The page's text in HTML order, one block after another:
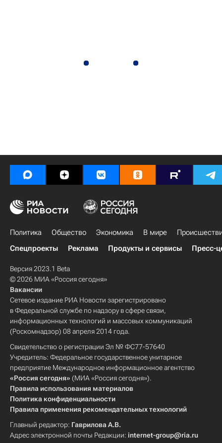
Политика Общество Экономика В мире
Спецпроекты
Реклама Продукты и сервисы Пресс-
Версия 2023.1 Beta
© 2026 МИА «Россия сегодня»
Вакансии
Сетевое издание РИА Новости зарегистрировано
в Федеральной службе по надзору в сфере связи,
информационных технологий и массовых коммуникаций
(Роскомнадзор) 08 апреля 2014 года.
Свидетельство о регистрации Эл № ФС77-57640
Учредитель: Федеральное государственное унитарное
предприятие Международное информационное агентство
«Россия сегодня» (МИА «Россия сегодня»).
Правила использования материалов
Политика конфиденциальности
Правила применения рекомендательных технологий
Главный редактор: Гаврилова А.В.
Адрес электронной почты Редакции: internet-group@ria.ru